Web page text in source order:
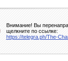
Внимание! Вы
щелкните по ссылке:
https://telegra.ph/The-